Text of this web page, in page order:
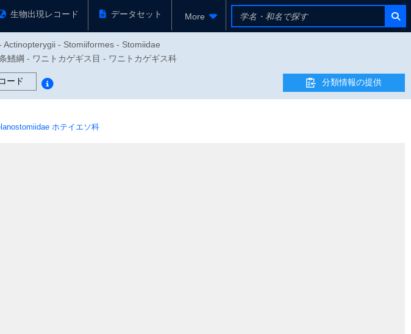
生物出現レコード データセット More
- Stomiiformes - Stomiidae
鰭綱 - ワニトカゲギス目 - ワニトカゲギス科
ード 分類情報の提供
ホテイエソ科